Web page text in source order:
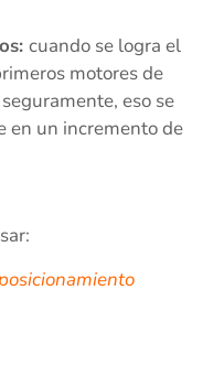
cuando se logra el
motores de
eso se
en un incremento de